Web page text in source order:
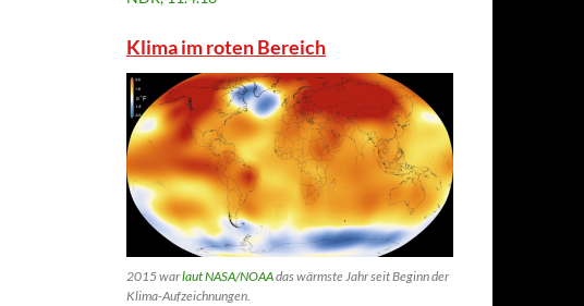
Klima im roten Bereich
2015 warlaut NASA/NOAAdas wärmste Jahr seit Beginn der
Klima-Aufzeichnungen.